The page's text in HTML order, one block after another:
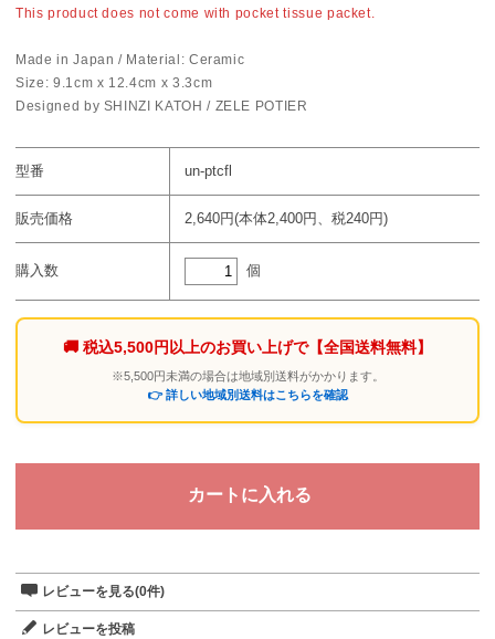
This product does not come with pocket tissue packet.
Made in Japan / Material: Ceramic
Size: 9.1cm x 12.4cm x 3.3cm
Designed by SHINZI KATOH / ZELE POTIER
型番 un-ptcfl
販売価格 2,640円(本体2,400円、税240円)
購入数 個
🚚 税込5,500円以上のお買い上げで【全国送料無料】
※5,500円未満の場合は地域別送料がかかります。
👉 詳しい地域別送料はこちらを確認
レビューを見る(0件)
レビューを投稿